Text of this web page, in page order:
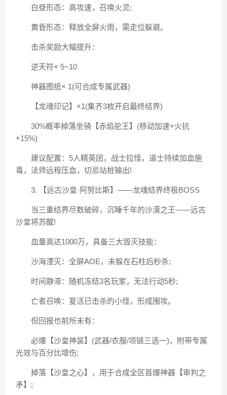
白昼形态：高攻速，召唤火灵;
黄昏形态：释放全屏火雨，需走位躲避。
击杀奖励大幅提升：
逆天符× 5~10
神器图纸× 1(可合成专属武器)
【龙魂印记】×1(集齐3枚开启最终结界)
30%概率掉落坐骑【赤焰驼王】(移动加速+火抗
+15%)
建议配置：5人精英团，战士拉怪，道士持续加血施
毒，法师远程压血，切忌站桩输出!
3. 【远古沙皇·阿努比斯】——龙魂结界终极BOSS
当三重结界尽数破碎，沉睡千年的沙漠之王——远古
沙皇将苏醒!
血量高达1000万，具备三大毁灭技能：
沙海湮灭：全屏AOE，未躲在石柱后秒杀;
时间静滞：随机冻结3名玩家，无法行动5秒;
亡者召唤：复活已击杀的小怪，形成围攻。
但回报也前所未有：
必爆【沙皇神装】(武器/衣服/项链三选一)，附带专属
光效与百分比增伤;
掉落【沙皇之心】，用于合成全区首爆神器【审判之
矛】;